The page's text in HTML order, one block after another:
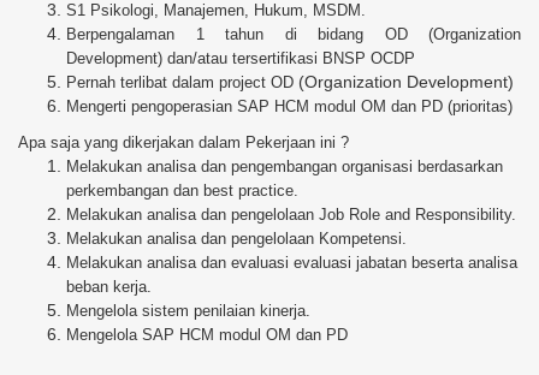
S1 Psikologi, Manajemen, Hukum, MSDM.
Berpengalaman 1 tahun di bidang OD (Organization
Development) dan/atau tersertifikasi BNSP OCDP
Pernah terlibat dalam project OD (Organization Development)
Mengerti pengoperasian SAP HCM modul OM dan PD (prioritas)
Apa saja yang dikerjakan dalam Pekerjaan ini ?
Melakukan analisa dan pengembangan organisasi berdasarkan
perkembangan dan best practice.
Melakukan analisa dan pengelolaan Job Role and Responsibility.
Melakukan analisa dan pengelolaan Kompetensi.
Melakukan analisa dan evaluasi evaluasi jabatan beserta analisa
beban kerja.
Mengelola sistem penilaian kinerja.
Mengelola SAP HCM modul OM dan PD